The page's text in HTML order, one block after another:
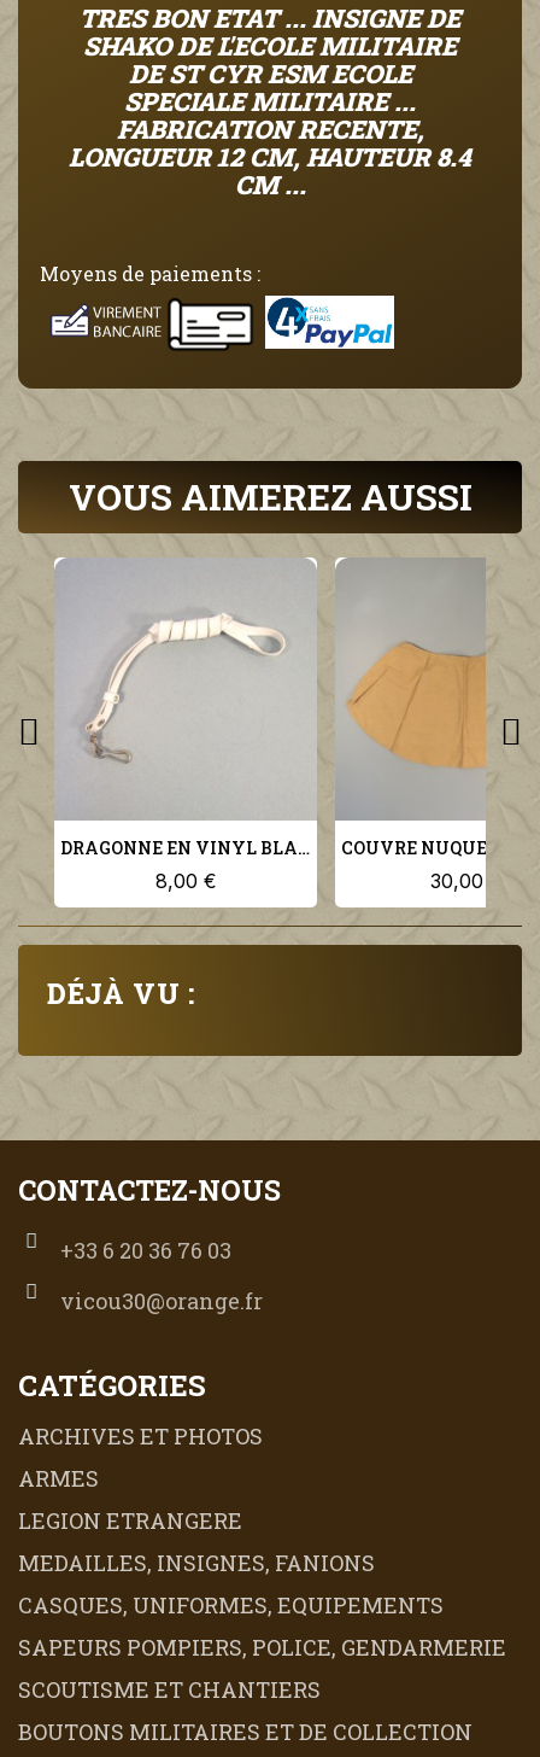
DÉJÀ VU :
TRES BON ETAT ... INSIGNE DE
SHAKO DE L'ECOLE MILITAIRE
DE ST CYR ESM ECOLE
SPECIALE MILITAIRE ...
FABRICATION RECENTE,
LONGUEUR 12 CM, HAUTEUR 8.4
CM ...
Moyens de paiements :
VOUS AIMEREZ AUSSI
DRAGONNE EN VINYL BLANC POUR SIFFLET OU PA GARDE AU DRAPEAU OU GENDARMERIE ET POLICE
8,00 € 30,00 €
CONTACTEZ-NOUS
+33 6 20 36 76 03
vicou30@orange.fr
CATÉGORIES
ARCHIVES ET PHOTOS
ARMES
LEGION ETRANGERE
MEDAILLES, INSIGNES, FANIONS
CASQUES, UNIFORMES, EQUIPEMENTS
SAPEURS POMPIERS, POLICE, GENDARMERIE
SCOUTISME ET CHANTIERS
BOUTONS MILITAIRES ET DE COLLECTION